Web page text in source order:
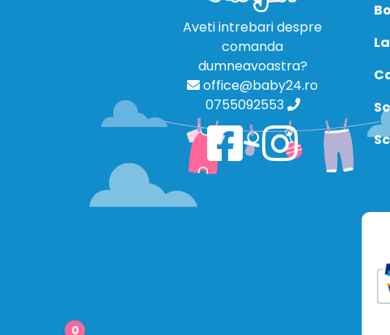
0
Aveti intrebari despre
comanda
dumneavoastra?
office@baby24.ro
0755092553